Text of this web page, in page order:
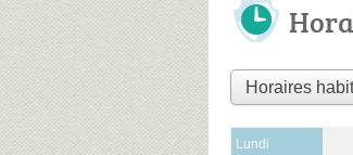
Lundi